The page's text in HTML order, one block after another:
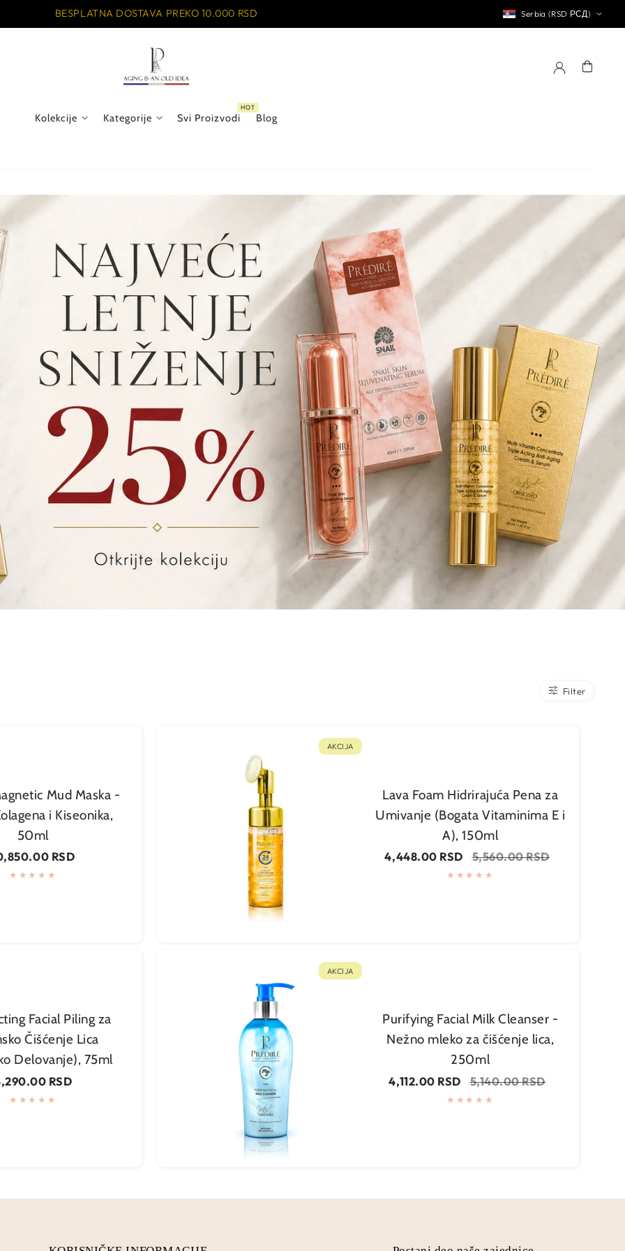
BESPLATNA DOSTAVA PREKO 10.000 RSD Serbia (RSD РСД)
Korpa
Kolekcije Kategorije Svi Proizvodi Blog
Filter
Mud Maska -
i Kiseonika,
50ml
RSD
AKCIJA
Lava Foam Hidrirajuća Pena za
Umivanje (Bogata Vitaminima E i
A), 150ml
Cena
4,448.00 RSD
Regularna
5,560.00 RSD
Dodaj u korpu
Facial Piling za
Čišćenje Lica
Delovanje), 75ml
RSD
AKCIJA
Purifying Facial Milk Cleanser -
Nežno mleko za čišćenje lica,
250ml
Cena
4,112.00 RSD
Regularna
5,140.00 RSD
Dodaj u korpu